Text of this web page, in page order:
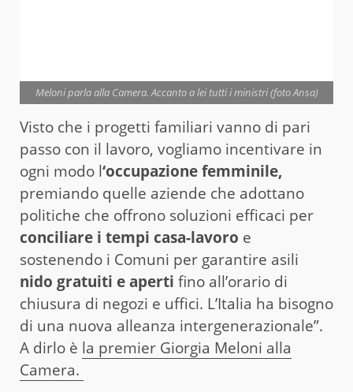
Meloni parla alla Camera. Accanto a lei tutti i ministri (foto Ansa)
Visto che i progetti familiari vanno di pari
passo con il lavoro, vogliamo incentivare in
ogni modo l‘occupazione femminile,
premiando quelle aziende che adottano
politiche che offrono soluzioni efficaci per
conciliare i tempi casa-lavoro e
sostenendo i Comuni per garantire asili
nido gratuiti e aperti fino all’orario di
chiusura di negozi e uffici. L’Italia ha bisogno
di una nuova alleanza intergenerazionale”.
A dirlo è la premier Giorgia Meloni alla
Camera.